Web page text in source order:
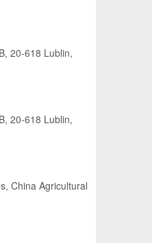
20-618 Lublin,
20-618 Lublin,
China Agricultural